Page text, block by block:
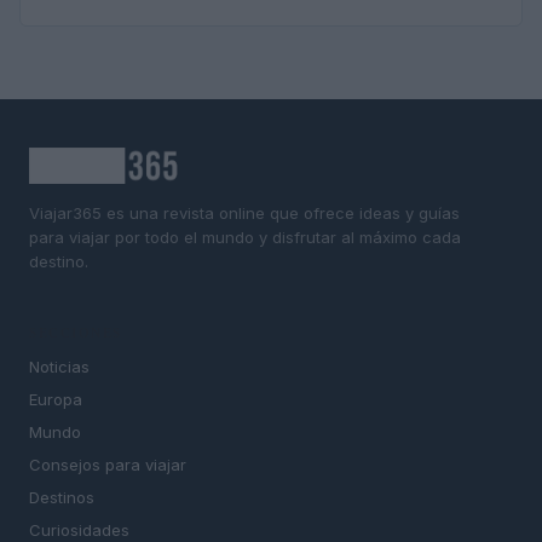
Viajar365 es una revista online que ofrece ideas y guías
para viajar por todo el mundo y disfrutar al máximo cada
destino.
Noticias
Europa
Mundo
Consejos para viajar
Destinos
Curiosidades